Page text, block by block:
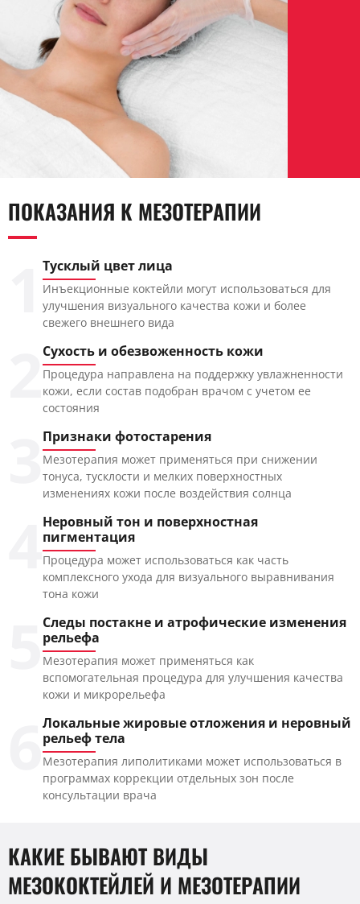
ПОКАЗАНИЯ К МЕЗОТЕРАПИИ
Тусклый цвет лица
Инъекционные коктейли могут использоваться для
улучшения визуального качества кожи и более
свежего внешнего вида
Сухость и обезвоженность кожи
Процедура направлена на поддержку увлажненности
кожи, если состав подобран врачом с учетом ее
состояния
Признаки фотостарения
Мезотерапия может применяться при снижении
тонуса, тусклости и мелких поверхностных
изменениях кожи после воздействия солнца
Неровный тон и поверхностная
пигментация
Процедура может использоваться как часть
комплексного ухода для визуального выравнивания
тона кожи
Следы постакне и атрофические изменения
рельефа
Мезотерапия может применяться как
вспомогательная процедура для улучшения качества
кожи и микрорельефа
Локальные жировые отложения и неровный
рельеф тела
Мезотерапия липолитиками может использоваться в
программах коррекции отдельных зон после
консультации врача
КАКИЕ БЫВАЮТ ВИДЫ
МЕЗОКОКТЕЙЛЕЙ И МЕЗОТЕРАПИИ